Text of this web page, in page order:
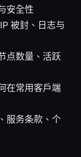
安全性
被封、日志与
点数量、活跃
在常用客户端
服务条款、个